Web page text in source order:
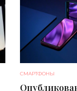
СМАРТФОНЫ